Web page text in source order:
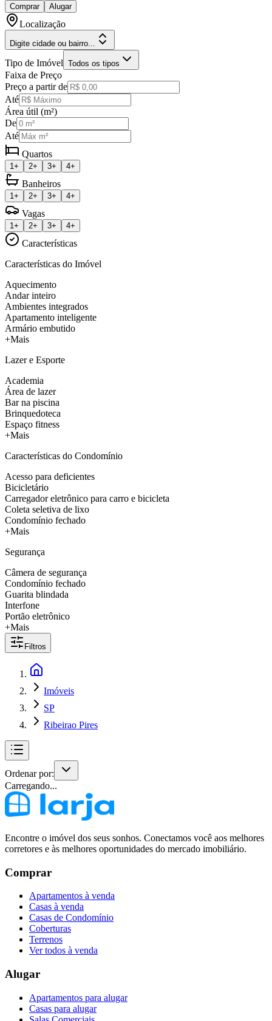
Comprar Alugar
Localização
Digite cidade ou bairro...
Tipo de Imóvel Todos os tipos
Faixa de Preço
Preço a partir de
Até
Área útil (m²)
De
Até
Quartos
1+ 2+ 3+ 4+
Banheiros
1+ 2+ 3+ 4+
Vagas
1+ 2+ 3+ 4+
Características
Características do Imóvel
Aquecimento
Andar inteiro
Ambientes integrados
Apartamento inteligente
Armário embutido
+Mais
Lazer e Esporte
Academia
Área de lazer
Bar na piscina
Brinquedoteca
Espaço fitness
+Mais
Características do Condomínio
Acesso para deficientes
Bicicletário
Carregador eletrônico para carro e bicicleta
Coleta seletiva de lixo
Condomínio fechado
+Mais
Segurança
Câmera de segurança
Condomínio fechado
Guarita blindada
Interfone
Portão eletrônico
+Mais
Filtros
Imóveis
SP
Ribeirao Pires
Ordenar por:
Carregando...
Encontre o imóvel dos seus sonhos. Conectamos você aos melhores
corretores e às melhores oportunidades do mercado imobiliário.
Comprar
Apartamentos à venda
Casas à venda
Casas de Condomínio
Coberturas
Terrenos
Ver todos à venda
Alugar
Apartamentos para alugar
Casas para alugar